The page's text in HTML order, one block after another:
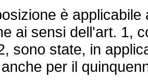
è applicabile
ai sensi dell'art. 1,
, sono state, in
per il